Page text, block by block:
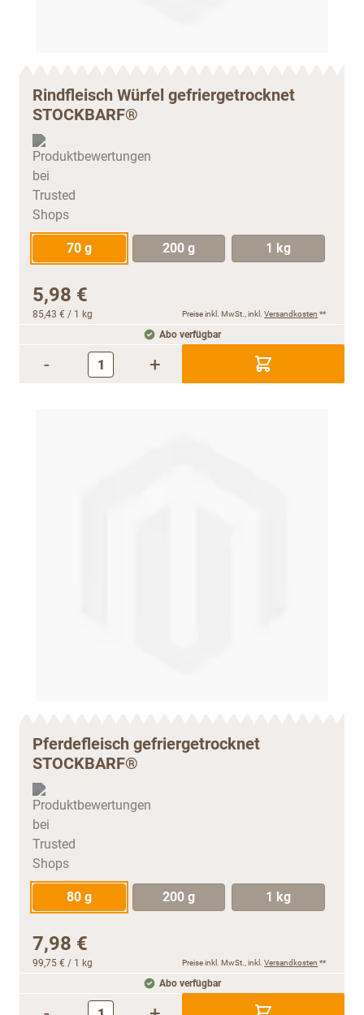
Rindfleisch Würfel gefriergetrocknet
STOCKBARF®
70 g 200 g 1 kg
5,98 €
85,43 € / 1 kg Preise inkl. MwSt., inkl. Versandkosten **
Abo verfügbar
- +
Pferdefleisch gefriergetrocknet
STOCKBARF®
80 g 200 g 1 kg
7,98 €
99,75 € / 1 kg Preise inkl. MwSt., inkl. Versandkosten **
Abo verfügbar